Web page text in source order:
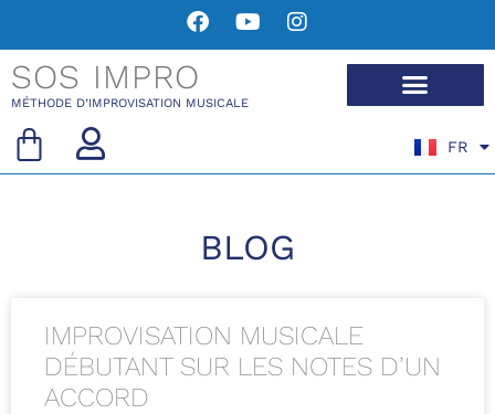
SOS IMPRO
MÉTHODE D’IMPROVISATION MUSICALE
FR
EN
BLOG
IMPROVISATION MUSICALE
DÉBUTANT SUR LES NOTES D’UN
ACCORD